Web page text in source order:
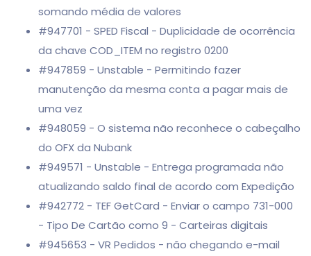
somando média de valores
#947701 - SPED Fiscal - Duplicidade de ocorrência
da chave COD_ITEM no registro 0200
#947859 - Unstable - Permitindo fazer
manutenção da mesma conta a pagar mais de
uma vez
#948059 - O sistema não reconhece o cabeçalho
do OFX da Nubank
#949571 - Unstable - Entrega programada não
atualizando saldo final de acordo com Expedição
#942772 - TEF GetCard - Enviar o campo 731-000
- Tipo De Cartão como 9 - Carteiras digitais
#945653 - VR Pedidos - não chegando e-mail